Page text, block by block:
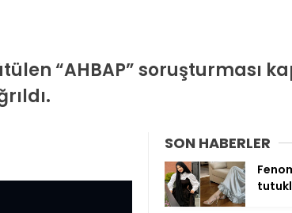
“AHBAP” soruşturması
SON HABERLER